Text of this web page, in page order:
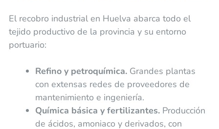
El recobro industrial en Huelva abarca todo el
tejido productivo de la provincia y su entorno
portuario:
Refino y petroquímica.Grandes plantas
con extensas redes de proveedores de
mantenimiento e ingeniería.
Química básica y fertilizantes.Producción
de ácidos, amoniaco y derivados, con